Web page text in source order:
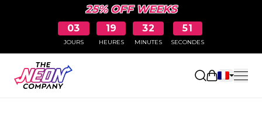
25% OFF WEEKS
03
JOURS
19
HEURES
32
MINUTES
50
SECONDES
Ouvrir le
PAGE NON TROUVÉE